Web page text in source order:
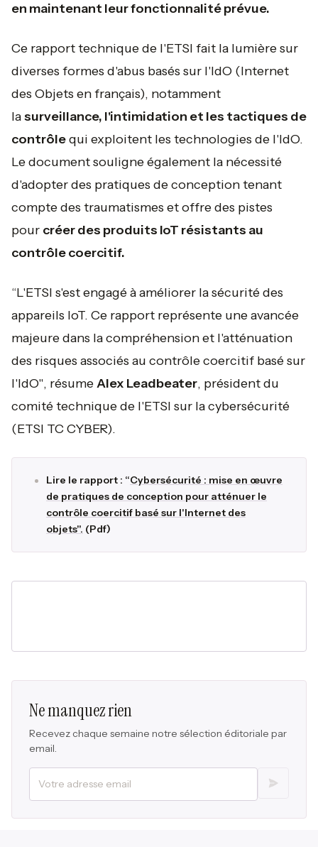
en maintenant leur fonctionnalité prévue.
Ce rapport technique de l'ETSI fait la lumière sur
diverses formes d'abus basés sur l'IdO (Internet
des Objets en français), notamment
lasurveillance, l'intimidation et les tactiques de
contrôlequi exploitent les technologies de l'IdO.
Le document souligne également la nécessité
d'adopter des pratiques de conception tenant
compte des traumatismes et offre des pistes
pour créer des produits IoT résistants au
contrôle coercitif.
“L'ETSI s'est engagé à améliorer la sécurité des
appareils IoT. Ce rapport représente une avancée
majeure dans la compréhension et l'atténuation
des risques associés au contrôle coercitif basé sur
l'IdO", résumeAlex Leadbeater, président du
comité technique de l'ETSI sur la cybersécurité
(ETSI TC CYBER).
Lire le rapport : “Cybersécurité : mise en œuvre
de pratiques de conception pour atténuer le
contrôle coercitif basé sur l'Internet des
objets". (Pdf)
Ne manquez rien
Recevez chaque semaine notre sélection éditoriale par
email.